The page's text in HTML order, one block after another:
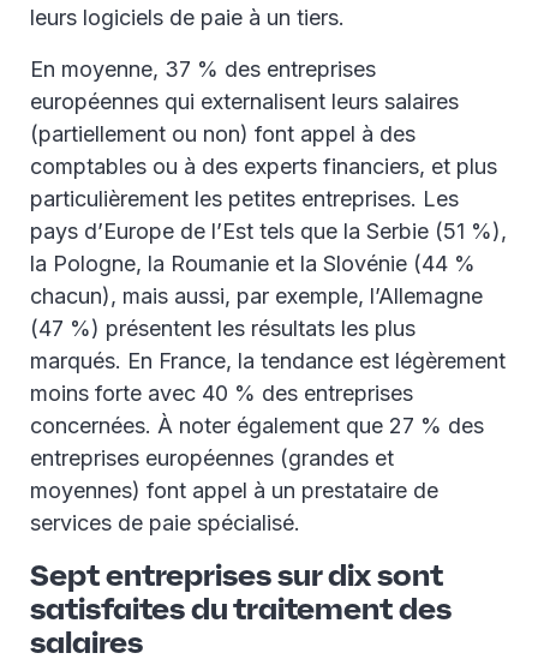
leurs logiciels de paie à un tiers.
En moyenne, 37 % des entreprises
européennes qui externalisent leurs salaires
(partiellement ou non) font appel à des
comptables ou à des experts financiers, et plus
particulièrement les petites entreprises. Les
pays d’Europe de l’Est tels que la Serbie (51 %),
la Pologne, la Roumanie et la Slovénie (44 %
chacun), mais aussi, par exemple, l’Allemagne
(47 %) présentent les résultats les plus
marqués. En France, la tendance est légèrement
moins forte avec 40 % des entreprises
concernées. À noter également que 27 % des
entreprises européennes (grandes et
moyennes) font appel à un prestataire de
services de paie spécialisé.
Sept entreprises sur dix sont
satisfaites du traitement des
salaires